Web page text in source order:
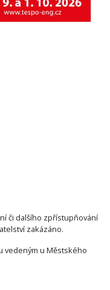
či dalšího zpřístupňování
zakázáno.
vedeným u Městského